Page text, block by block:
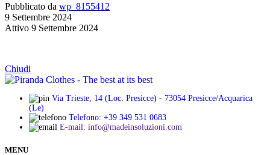
Pubblicato da wp_8155412
9 Settembre 2024
Attivo 9 Settembre 2024
Chiudi
Via Trieste, 14 (Loc. Presicce) - 73054 Presicce/Acquarica
(Le)
Telefono: +39 349 531 0683
E-mail: info@madeinsoluzioni.com
MENU